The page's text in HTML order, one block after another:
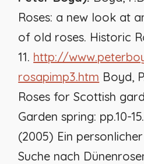
Roses: a new look at
of old roses. Historic
11. http://
rosapimp3.htm Boyd,
Roses for Scottish
Garden spring: pp.10-
(2005) Ein
Suche nach